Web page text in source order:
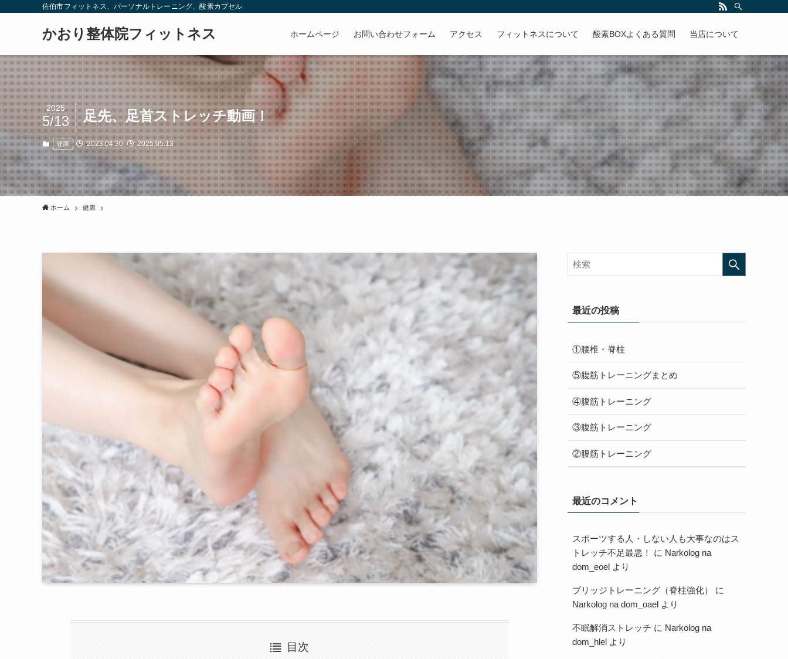
佐伯市フィットネス、パーソナルトレーニング、酸素カプセル
かおり整体院フィットネス ホームページ お問い合わせフォーム アクセス フィットネスについて 酸素BOXよくある質問 当店について
足先、足首ストレッチ動画！
2025
5/13
健康 2023.04.30 2025.05.13
ホーム 健康
目次
最近の投稿
①腰椎・脊柱
⑤腹筋トレーニングまとめ
④腹筋トレーニング
③腹筋トレーニング
②腹筋トレーニング
最近のコメント
スポーツする人・しない人も大事なのはス
トレッチ不足最悪！
に Narkolog na
dom_eoel より
ブリッジトレーニング（脊柱強化）
に
Narkolog na dom_oael より
不眠解消ストレッチ に Narkolog na
dom_hlel より